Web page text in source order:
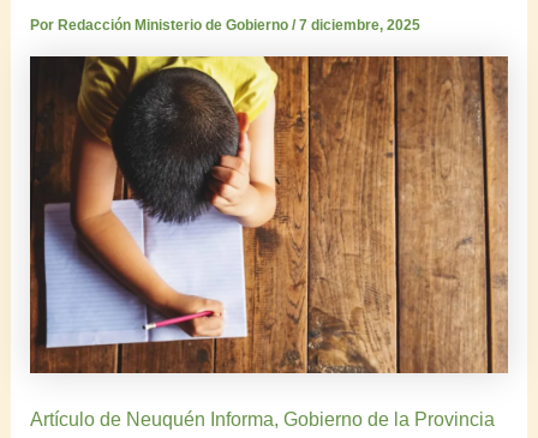
Por Redacción Ministerio de Gobierno/7 diciembre, 2025
Artículo de Neuquén Informa, Gobierno de la Provincia